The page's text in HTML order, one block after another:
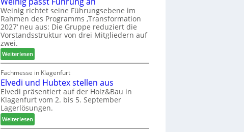
u
r
H
a
s
m
s
s
e
e
l
b
r
n
c
h
e
r
ö
r
t
Weinig richtet seine Führungsebene im
Rahmen des Programms ‚Transformation
2027‘ neu aus: Die Gruppe reduziert die
Vorstandsstruktur von drei Mitgliedern auf
zwei.
Weiterlesen:
W
e
i
n
i
g
a
Fachmesse in Klagenfurt
Elvedi und Hubtex stellen aus
Elvedi präsentiert auf der Holz&Bau in
Klagenfurt vom 2. bis 5. September
Lagerlösungen.
Weiterlesen:
E